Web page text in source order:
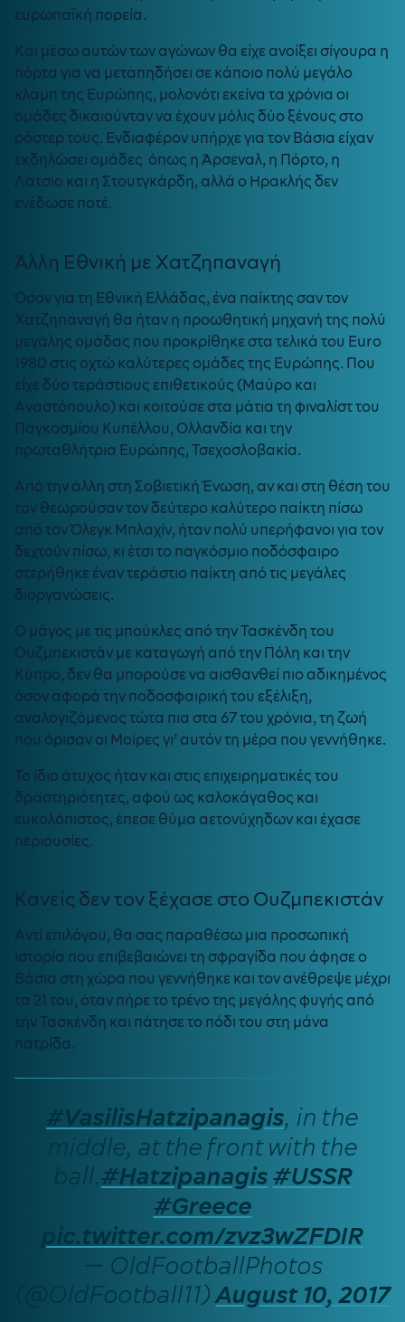
ευρωπαϊκή πορεία.
Και μέσω αυτών των αγώνων θα είχε ανοίξει σίγουρα η
πόρτα για να μεταπηδήσει σε κάποιο πολύ μεγάλο
κλαμπ της Ευρώπης, μολονότι εκείνα τα χρόνια οι
ομάδες δικαιούνταν να έχουν μόλις δύο ξένους στο
ρόστερ τους. Ενδιαφέρον υπήρχε για τον Βάσια είχαν
εκδηλώσει ομάδες όπως η Άρσεναλ, η Πόρτο, η
Λάτσιο και η Στουτγκάρδη, αλλά ο Ηρακλής δεν
ενέδωσε ποτέ.
Άλλη Εθνική με Χατζηπαναγή
Όσον για τη Εθνική Ελλάδας, ένα παίκτης σαν τον
Χατζηπαναγή θα ήταν η προωθητική μηχανή της πολύ
μεγάλης ομάδας που προκρίθηκε στα τελικά του Euro
1980 στις οχτώ καλύτερες ομάδες της Ευρώπης. Που
είχε δύο τεράστιους επιθετικούς (Μαύρο και
Αναστόπουλο) και κοιτούσε στα μάτια τη φιναλίστ του
Παγκοσμίου Κυπέλλου, Ολλανδία και την
πρωταθλήτρια Ευρώπης, Τσεχοσλοβακία.
Από την άλλη στη Σοβιετική Ένωση, αν και στη θέση του
τον θεωρούσαν τον δεύτερο καλύτερο παίκτη πίσω
από τον Όλεγκ Μπλαχίν, ήταν πολύ υπερήφανοι για τον
δεχτούν πίσω, κι έτσι το παγκόσμιο ποδόσφαιρο
στερήθηκε έναν τεράστιο παίκτη από τις μεγάλες
διοργανώσεις.
Ο μάγος με τις μπούκλες από την Τασκένδη του
Ουζμπεκιστάν με καταγωγή από την Πόλη και την
Κύπρο, δεν θα μπορούσε να αισθανθεί πιο αδικημένος
όσον αφορά την ποδοσφαιρική του εξέλιξη,
αναλογιζόμενος τώτα πια στα 67 του χρόνια, τη ζωή
που όρισαν οι Μοίρες γι’ αυτόν τη μέρα που γεννήθηκε.
Το ίδιο άτυχος ήταν και στις επιχειρηματικές του
δραστηριότητες, αφού ως καλοκάγαθος και
ευκολόπιστος, έπεσε θύμα αετονύχηδων και έχασε
περιουσίες.
Κανείς δεν τον ξέχασε στο Ουζμπεκιστάν
Αντί επιλόγου, θα σας παραθέσω μια προσωπική
ιστορία που επιβεβαιώνει τη σφραγίδα που άφησε ο
Βάσια στη χώρα που γεννήθηκε και τον ανέθρεψε μέχρι
τα 21 του, όταν πήρε το τρένο της μεγάλης φυγής από
την Τασκένδη και πάτησε το πόδι του στη μάνα
πατρίδα.
#VasilisHatzipanagis, in the
middle, at the front with the
ball.#Hatzipanagis#USSR
#Greece
pic.twitter.com/zvz3wZFDIR
— OldFootballPhotos
(@OldFootball11)August 10, 2017